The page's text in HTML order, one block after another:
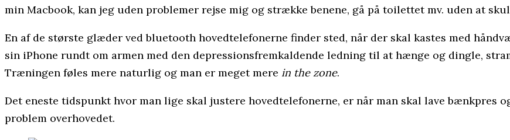
min Macbook, kan jeg uden problemer rejse mig og strække benene, gå på toilettet mv. uden at
En af de største glæder ved bluetooth hovedtelefonerne finder sted, når der skal kastes med
sin iPhone rundt om armen med den depressionsfremkaldende ledning til at hænge og dingle,
Træningen føles mere naturlig og man er meget mere in the zone.
Det eneste tidspunkt hvor man lige skal justere hovedtelefonerne, er når man skal lave bænkpres
problem overhovedet.